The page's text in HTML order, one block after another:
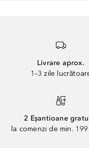
Livrare aprox.
1–3 zile
2 Eșantioane
la comenzi de min. 199